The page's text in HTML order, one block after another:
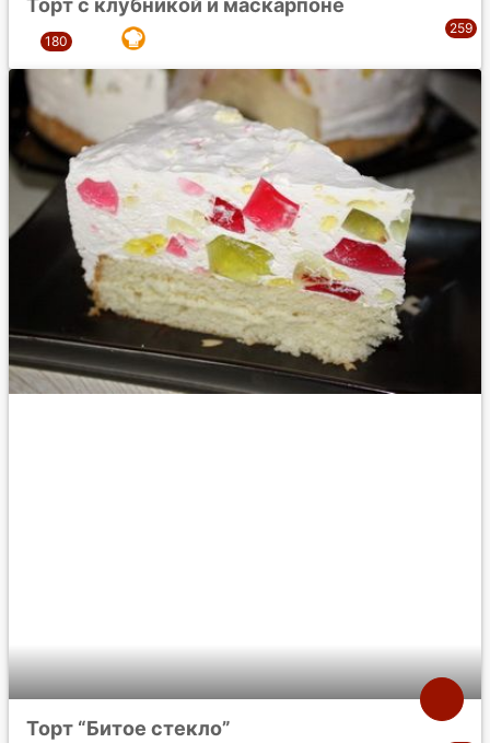
Торт с клубникой и маскарпоне
Торт “Битое стекло”